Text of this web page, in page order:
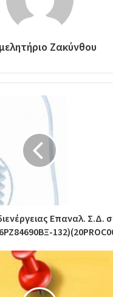
Ζακύνθου
Επαναλ. Σ.Δ.